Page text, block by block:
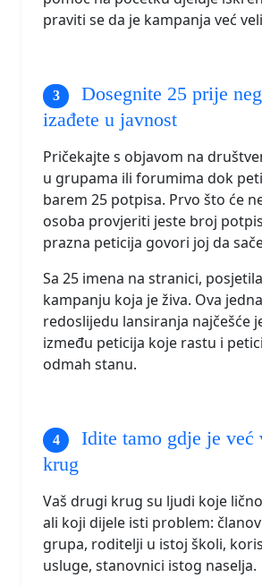
praviti se da je kampanja već
Dosegnite 25 prije
izađete u javnost
Pričekajte s objavom na
u grupama ili forumima dok
barem 25 potpisa. Prvo što će
osoba provjeriti jeste broj
prazna peticija govori joj da
Sa 25 imena na stranici,
kampanju koja je živa. Ova
redoslijedu lansiranja najčešće
između peticija koje rastu i
odmah stanu.
Idite tamo gdje je već
krug
Vaš drugi krug su ljudi koje
ali koji dijele isti problem:
grupa, roditelji u istoj školi,
usluge, stanovnici istog naselja.